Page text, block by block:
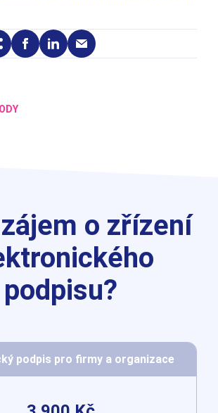
o zřízení
podpisu?
podpis pro firmy a organizace